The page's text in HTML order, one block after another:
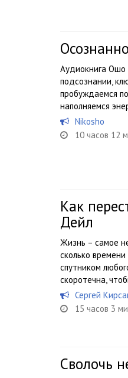
Аудиокнига Ошо
подсознании,
пробуждаемся
наполняемся
Nikosho
10 часов 12
Как
Дейл
Жизнь – самое
сколько
спутником
скоротечна,
Сергей
15 часов 3
Сволочь